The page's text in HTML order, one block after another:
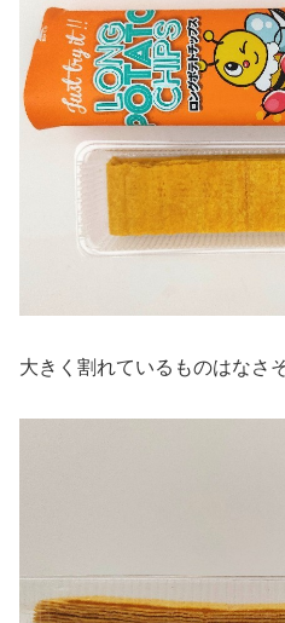
大きく割れているものはなさそ